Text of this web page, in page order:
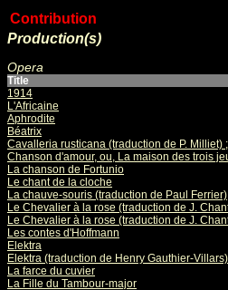
Contribution
Production(s)
Opera
Title
1914
L'Africaine
Aphrodite
Béatrix
Cavalleria rusticana (traduction de P.
Chanson d'amour, ou, La maison des trois
La chanson de Fortunio
Le chant de la cloche
La chauve-souris (traduction de Paul Ferrier)
Le Chevalier à la rose (traduction de J.
Le Chevalier à la rose (traduction de J.
Les contes d'Hoffmann
Elektra
Elektra (traduction de Henry Gauthier-Villars)
La farce du cuvier
La Fille du Tambour-major